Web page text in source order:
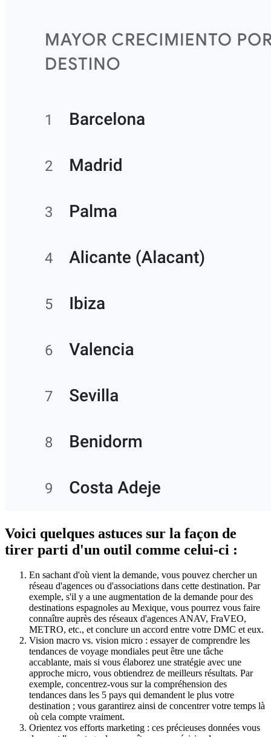
Voici quelques astuces sur la façon de
tirer parti d'un outil comme celui-ci :
En sachant d'où vient la demande, vous pouvez chercher un
réseau d'agences ou d'associations dans cette destination. Par
exemple, s'il y a une augmentation de la demande pour des
destinations espagnoles au Mexique, vous pourrez vous faire
connaître auprès des réseaux d'agences ANAV, FraVEO,
METRO, etc., et conclure un accord entre votre DMC et eux.
Vision macro vs. vision micro : essayer de comprendre les
tendances de voyage mondiales peut être une tâche
accablante, mais si vous élaborez une stratégie avec une
approche micro, vous obtiendrez de meilleurs résultats. Par
exemple, concentrez-vous sur la compréhension des
tendances dans les 5 pays qui demandent le plus votre
destination ; vous garantirez ainsi de concentrer votre temps là
où cela compte vraiment.
Orientez vos efforts marketing : ces précieuses données vous